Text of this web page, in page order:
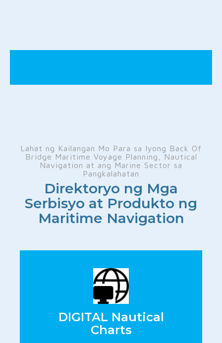
Lahat ng Kailangan Mo Para sa Iyong Back Of
Bridge Maritime Voyage Planning, Nautical
Navigation at ang Marine Sector sa
Pangkalahatan
Direktoryo ng Mga
Serbisyo at Produkto ng
Maritime Navigation
DIGITAL Nautical
Charts